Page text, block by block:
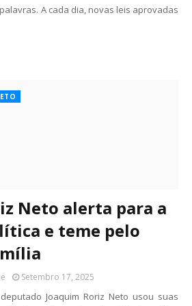
A cada dia, novas leis aprovadas
Neto alerta para a
e teme pelo
Setembro 17, 2025
Joaquim Roriz Neto usou suas